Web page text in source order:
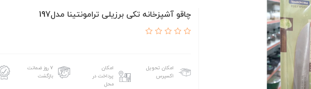
چاقو آشپزخانه تکی برزیلی ترامونتینا مدل197
امکان تحویل
اکسپرس
امکان
پرداخت در
محل
۷ روز ضمانت
بازگشت